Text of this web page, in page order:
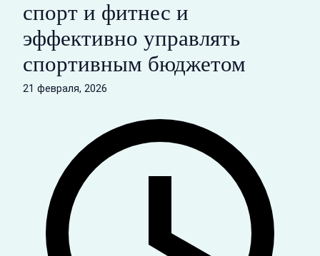
спорт и фитнес и
эффективно управлять
спортивным бюджетом
21 февраля, 2026